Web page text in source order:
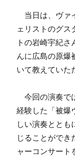
当日は、ヴァ
ェリストのグス
トの岩崎宇紀
んに広島の原爆
いて教えていた
今回の演奏で
経験した「被爆
しい演奏ととも
じることができ
ャーコンサート